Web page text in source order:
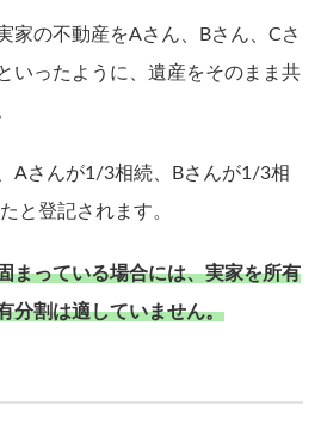
家の不動産をAさん、Bさん、Cさ
いったように、遺産をそのまま共
Aさんが1/3相続、Bさんが1/3相
と登記されます。
まっている場合には、実家を所有
分割は適していません。